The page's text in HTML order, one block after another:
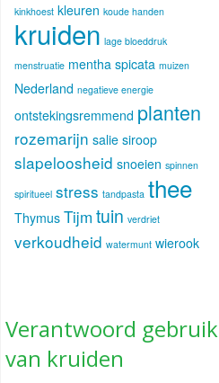
kinkhoest kleuren koude handen
kruiden lage bloeddruk
menstruatie mentha spicata muizen
Nederland negatieve energie
ontstekingsremmend planten
rozemarijn salie siroop
slapeloosheid snoeien spinnen
spiritueel stress tandpasta thee
Thymus Tijm tuin verdriet
verkoudheid watermunt wierook
Verantwoord gebruik
van kruiden